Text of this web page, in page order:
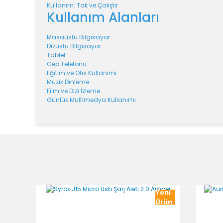
Kullanım: Tak ve Çalıştır
Kullanım Alanları
Masaüstü Bilgisayar
Dizüstü Bilgisayar
Tablet
Cep Telefonu
Eğitim ve Ofis Kullanımı
Müzik Dinleme
Film ve Dizi İzleme
Günlük Multimedya Kullanımı
Ürün bilgilerinde hatalar bulunuyor.
Ürün fiyatı diğer sitelerden daha pahalı.
Yeni
Ürün